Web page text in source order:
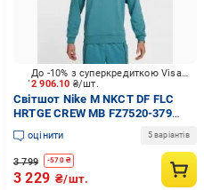
2 906.10 ₴/шт.
До -10% з суперкредиткою Visa Вигода
Світшот Nike M NKCT DF FLC
HRTGE CREW MB FZ7520-379
р.2XL зелений
оцінити 5 варіантів
3 799 -570₴
3 229 ₴/шт.